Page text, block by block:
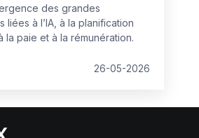
des grandes
liées à l’IA, à la planification
la paie et à la rémunération.
26-05-2026